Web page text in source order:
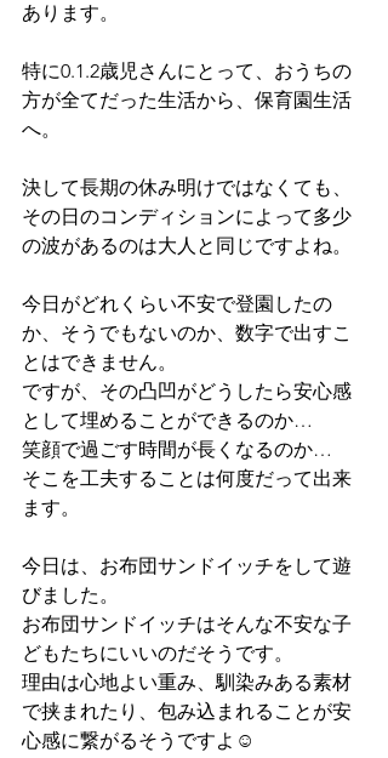
あります。
特に0.1.2歳児さんにとって、おうちの
方が全てだった生活から、保育園生活
へ。
決して長期の休み明けではなくても、
その日のコンディションによって多少
の波があるのは大人と同じですよね。
今日がどれくらい不安で登園したの
か、そうでもないのか、数字で出すこ
とはできません。
ですが、その凸凹がどうしたら安心感
として埋めることができるのか…
笑顔で過ごす時間が長くなるのか…
そこを工夫することは何度だって出来
ます。
今日は、お布団サンドイッチをして遊
びました。
お布団サンドイッチはそんな不安な子
どもたちにいいのだそうです。
理由は心地よい重み、馴染みある素材
で挟まれたり、包み込まれることが安
心感に繋がるそうですよ☺️